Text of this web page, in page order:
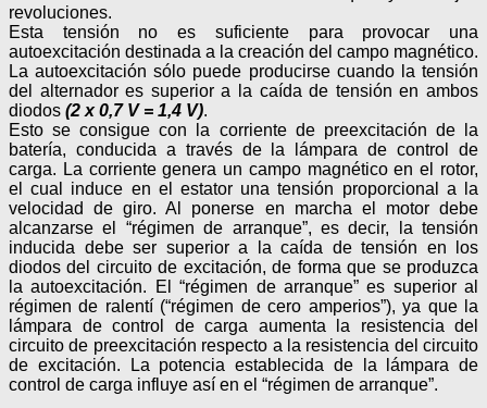
revoluciones.
Esta tensión no es suficiente para provocar una
autoexcitación destinada a la creación del campo magnético.
La autoexcitación sólo puede producirse cuando la tensión
del alternador es superior a la caída de tensión en ambos
diodos (2 x 0,7 V = 1,4 V).
Esto se consigue con la corriente de preexcitación de la
batería, conducida a través de la lámpara de control de
carga. La corriente genera un campo magnético en el rotor,
el cual induce en el estator una tensión proporcional a la
velocidad de giro. Al ponerse en marcha el motor debe
alcanzarse el “régimen de arranque”, es decir, la tensión
inducida debe ser superior a la caída de tensión en los
diodos del circuito de excitación, de forma que se produzca
la autoexcitación. El “régimen de arranque” es superior al
régimen de ralentí (“régimen de cero amperios”), ya que la
lámpara de control de carga aumenta la resistencia del
circuito de preexcitación respecto a la resistencia del circuito
de excitación. La potencia establecida de la lámpara de
control de carga influye así en el “régimen de arranque”.